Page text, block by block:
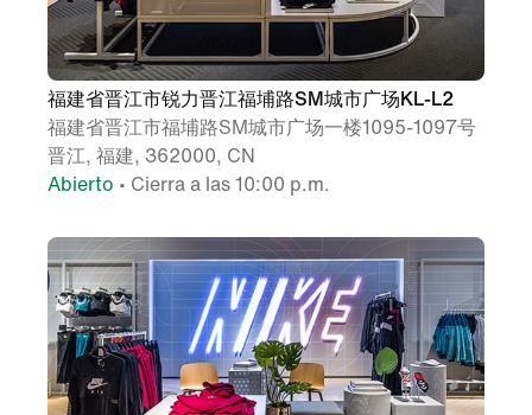
福建省晋江市锐力晋江福埔路SM城市广场KL-L2
福建省晋江市福埔路SM城市广场一楼1095-1097号
晋江, 福建, 362000, CN
Abierto • Cierra a las 10:00 p.m.